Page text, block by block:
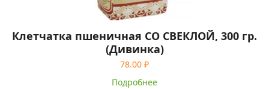
Клетчатка пшеничная СО СВЕКЛОЙ, 300 гр.
(Дивинка)
78.00 ₽
Подробнее